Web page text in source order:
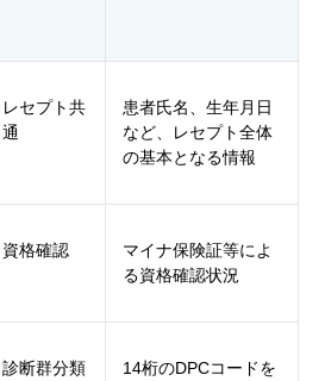
レセプト共
通
患者氏名、生年月日
など、レセプト全体
の基本となる情報
資格確認
マイナ保険証等によ
る資格確認状況
診断群分類
14桁のDPCコードを